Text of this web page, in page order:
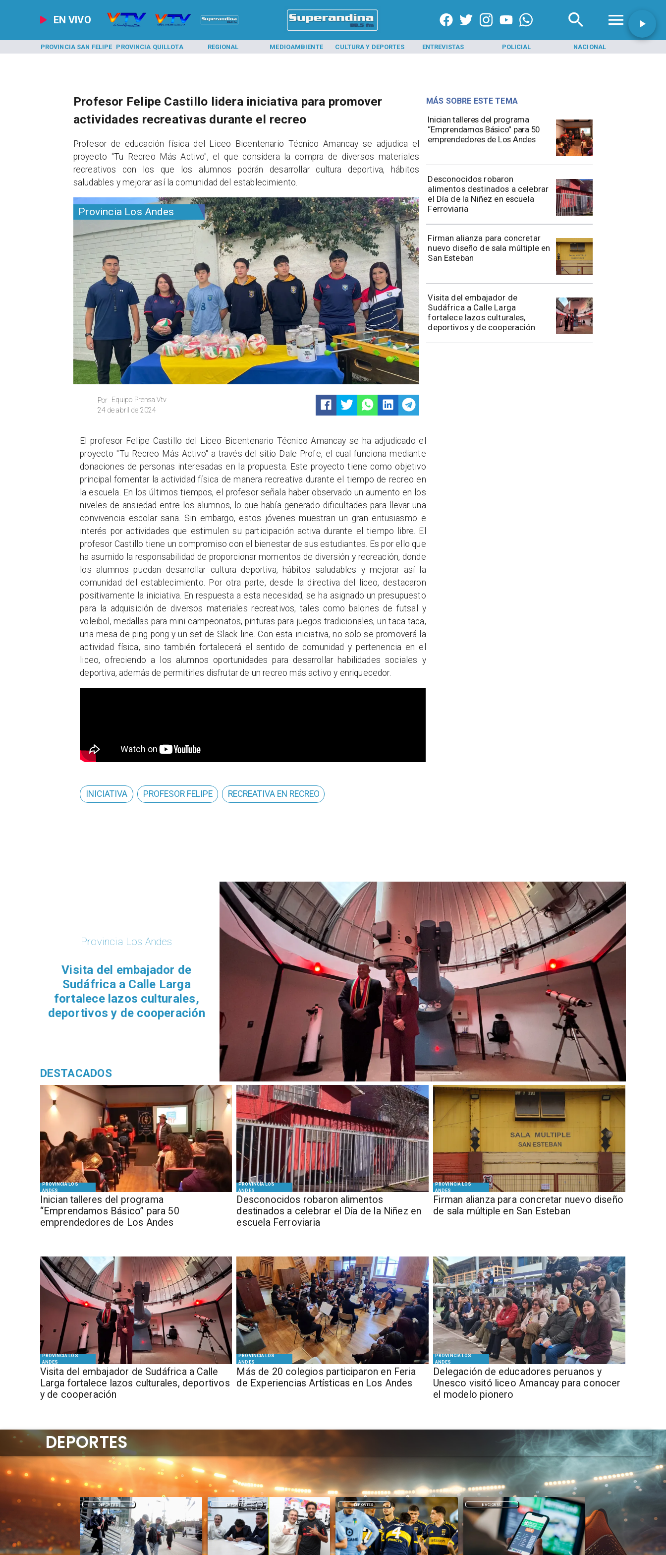
EN VIVO
PROVINCIA SAN FELIPE PROVINCIA QUILLOTA REGIONAL MEDIOAMBIENTE CULTURA Y DEPORTES ENTREVISTAS POLICIAL NACIONAL
Provincia Los Andes
Equipo Prensa Vtv
Por
24 de abril de 2024
Inician talleres del programa
“Emprendamos Básico” para 50
emprendedores de Los Andes
Desconocidos robaron
alimentos destinados a celebrar
el Día de la Niñez en escuela
Ferroviaria
​​Firman alianza para concretar
nuevo diseño de sala múltiple en
San Esteban
​Visita del embajador de
Sudáfrica a Calle Larga
fortalece lazos culturales,
deportivos y de cooperación
MÁS SOBRE ESTE TEMA
Profesor Felipe Castillo lidera iniciativa para promover
actividades recreativas durante el recreo
​Profesor de educación física del Liceo Bicentenario Técnico Amancay se adjudica el
proyecto "Tu Recreo Más Activo", el que considera la compra de diversos materiales
recreativos con los que los alumnos podrán desarrollar cultura deportiva, hábitos
saludables y mejorar así la comunidad del establecimiento.
​El profesor Felipe Castillo del Liceo Bicentenario Técnico Amancay se ha adjudicado el
proyecto "Tu Recreo Más Activo" a través del sitio Dale Profe, el cual funciona mediante
donaciones de personas interesadas en la propuesta. Este proyecto tiene como objetivo
principal fomentar la actividad física de manera recreativa durante el tiempo de recreo en
la escuela. En los últimos tiempos, el profesor señala haber observado un aumento en los
niveles de ansiedad entre los alumnos, lo que había generado dificultades para llevar una
convivencia escolar sana. Sin embargo, estos jóvenes muestran un gran entusiasmo e
interés por actividades que estimulen su participación activa durante el tiempo libre. El
profesor Castillo tiene un compromiso con el bienestar de sus estudiantes. Es por ello que
ha asumido la responsabilidad de proporcionar momentos de diversión y recreación, donde
los alumnos puedan desarrollar cultura deportiva, hábitos saludables y mejorar así la
comunidad del establecimiento. Por otra parte, desde la directiva del liceo, destacaron
positivamente la iniciativa. En respuesta a esta necesidad, se ha asignado un presupuesto
para la adquisición de diversos materiales recreativos, tales como balones de futsal y
voleibol, medallas para mini campeonatos, pinturas para juegos tradicionales, un taca taca,
una mesa de ping pong y un set de Slack line. Con esta iniciativa, no solo se promoverá la
actividad física, sino también fortalecerá el sentido de comunidad y pertenencia en el
liceo, ofreciendo a los alumnos oportunidades para desarrollar habilidades sociales y
deportiva, además de permitirles disfrutar de un recreo más activo y enriquecedor.
INICIATIVA PROFESOR FELIPE RECREATIVA EN RECREO
PROVINCIA LOS
ANDES
Inician talleres del programa
“Emprendamos Básico” para 50
emprendedores de Los Andes
PROVINCIA LOS
ANDES
Desconocidos robaron alimentos
destinados a celebrar el Día de la Niñez en
escuela Ferroviaria
PROVINCIA LOS
ANDES
​​Firman alianza para concretar nuevo diseño
de sala múltiple en San Esteban
PROVINCIA LOS
ANDES
​Visita del embajador de Sudáfrica a Calle
Larga fortalece lazos culturales, deportivos
y de cooperación
PROVINCIA LOS
ANDES
Más de 20 colegios participaron en Feria
de Experiencias Artísticas en Los Andes
PROVINCIA LOS
ANDES
Delegación de educadores peruanos y
Unesco visitó liceo Amancay para conocer
el modelo pionero
Provincia Los Andes
​Visita del embajador de
Sudáfrica a Calle Larga
fortalece lazos culturales,
deportivos y de cooperación
DESTACADOS
DEPORTES DEPORTES NACIONAL DEPORTES
DEPORTES